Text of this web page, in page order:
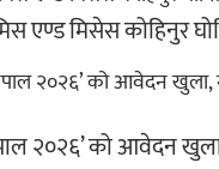
एण्ड मिसेस कोहिनुर
२०२६’ को आवेदन